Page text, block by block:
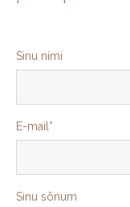
Sinu nimi
E-mail
Sinu sõnum